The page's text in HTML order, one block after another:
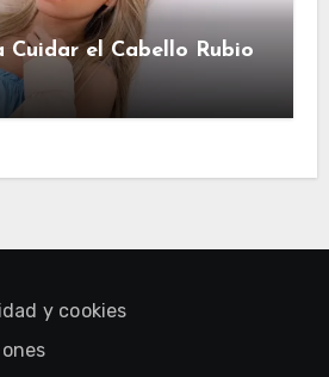
Cuidar el Cabello Rubio
y cookies